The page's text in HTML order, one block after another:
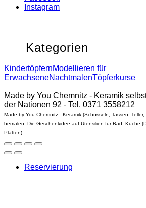
Instagram
Kategorien
KindertöpfernModellieren für
ErwachseneNachtmalenTöpferkurse
Made by You Chemnitz - Keramik
der Nationen 92 - Tel. 0371 3558212
Made by You Chemnitz - Keramik (Schüsseln, Tassen,
bemalen. Die Geschenkidee auf Utensilien für Bad, Küche
Platten).
Reservierung